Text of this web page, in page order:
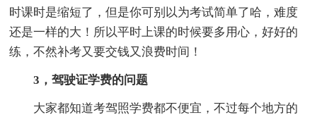
时课时是缩短了，但是你可别以为考试简单了哈，难度
还是一样的大！所以平时上课的时候要多用心，好好的
练，不然补考又要交钱又浪费时间！
3，驾驶证学费的问题
大家都知道考驾照学费都不便宜，不过每个地方的